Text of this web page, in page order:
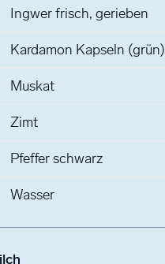
Ingwerfrisch, gerieben
Kardamon Kapseln (grün)
Muskat
Zimt
Pfefferschwarz
Wasser